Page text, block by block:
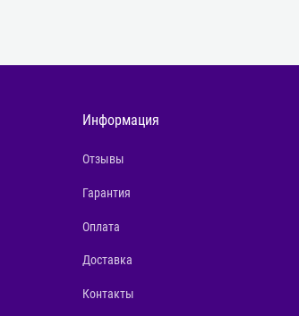
Информация
Отзывы
Гарантия
Оплата
Доставка
Контакты